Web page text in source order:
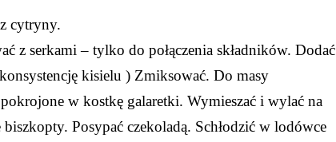
cytryny.
z serkami – tylko do połączenia składników. Dodać
kisielu ) Zmiksować. Do masy
w kostkę galaretki. Wymieszać i wylać na
Posypać czekoladą. Schłodzić w lodówce